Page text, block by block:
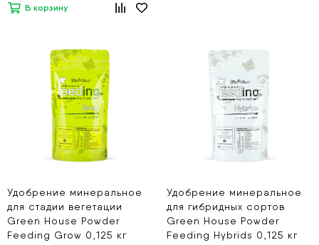
В корзину
Удобрение минеральное
для стадии вегетации
Green House Powder
Feeding Grow 0,125 кг
Удобрение минеральное
для гибридных сортов
Green House Powder
Feeding Hybrids 0,125 кг